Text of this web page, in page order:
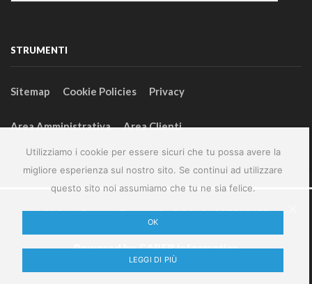
Utilizziamo i cookie per essere sicuri che tu possa avere la
migliore esperienza sul nostro sito. Se continui ad utilizzare
questo sito noi assumiamo che tu ne sia felice.
OK
LEGGI DI PIÙ
STRUMENTI
Sitemap Cookie Policies Privacy
Area Amministrativa Area Clienti
2024 – GeneralFarm srl – P.IVA 00127580355
Powered byCABER Informatica